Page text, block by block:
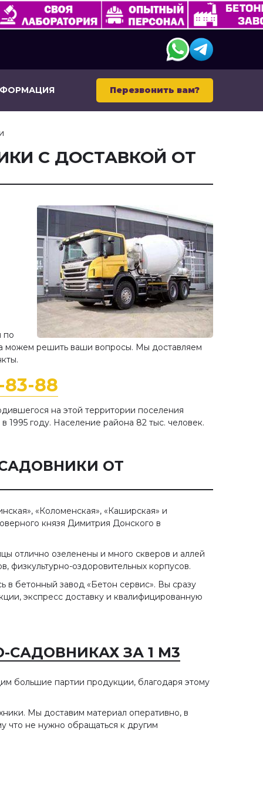
Перезвонить вам?
С ДОСТАВКОЙ ОТ
по
можем решить ваши вопросы. Мы доставляем
83-88
на этой территории поселения
1995 году. Население района 82 тыс. человек.
ОТ
«Коломенская», «Каширская» и
князя Димитрия Донского в
отлично озеленены и много скверов и аллей
физкультурно-оздоровительных корпусов.
в бетонный завод «Бетон сервис». Вы сразу
экспресс доставку и квалифицированную
САДОВНИКАХ ЗА 1 М3
большие партии продукции, благодаря этому
Мы доставим материал оперативно, в
что не нужно обращаться к другим